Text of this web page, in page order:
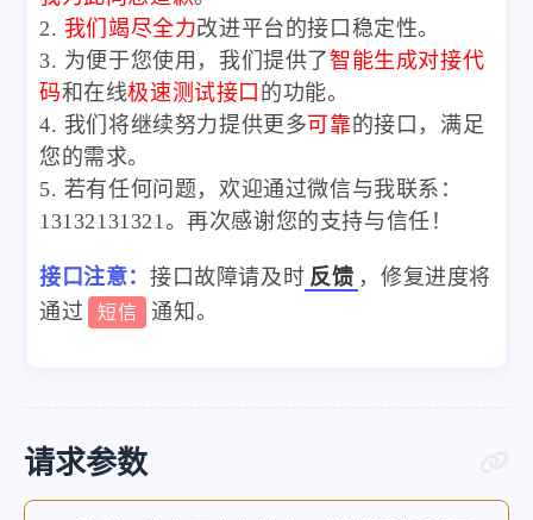
2. 我们竭尽全力改进平台的接口稳定性。
3. 为便于您使用，我们提供了智能生成对接代
码和在线极速测试接口 的功能。
4. 我们将继续努力提供更多可靠的接口，满足
您的需求。
5. 若有任何问题，欢迎通过微信与我联系：
13132131321。再次感谢您的支持与信任！
接口注意： 接口故障请及时 反馈 ，修复进度将
通过
短信 通知。
请求参数